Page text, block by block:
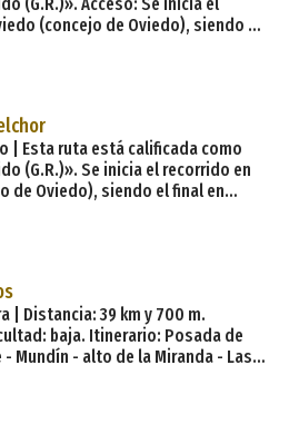
(concejo de Oviedo), siendo el
Distancia: 56 km 600 m
| Esta ruta está calificada como
(G.R.)». Se inicia el recorrido en
de Oviedo), siendo el final en
Distancia: 52 km Dificultad: Media
| Distancia: 39 km y 700 m.
baja. Itinerario: Posada de
- Mundín - alto de la Miranda - Las
- San Pedro - río Zalandrón -